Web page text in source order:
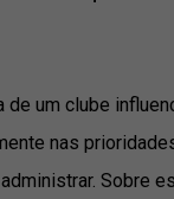
de um clube
nas
Sobre